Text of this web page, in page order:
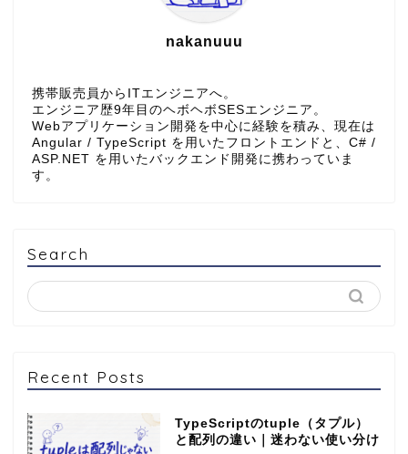
nakanuuu
携帯販売員からITエンジニアへ。
エンジニア歴9年目のヘボヘボSESエンジニア。
Webアプリケーション開発を中心に経験を積み、現在は
Angular / TypeScript を用いたフロントエンドと、C# /
ASP.NET を用いたバックエンド開発に携わっていま
す。
Search
Recent Posts
TypeScriptのtuple（タプル）
と配列の違い｜迷わない使い分け